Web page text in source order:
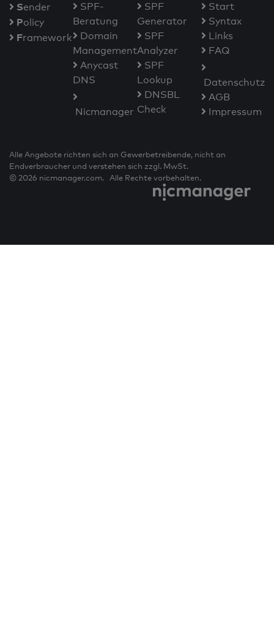
Sender
Policy
Framework
SPF-
Beratung
Domain
Management
Anycast
DNS
Nicmanager
SPF
Generator
SPF
Analyzer
SPF
Lookup
DNSBL
Check
Start
Syntax
Links
FAQ
Datenschutz
AGB
Impressum
Alle Angebote richten sich an Gewerbetreibende, nicht an
Endverbraucher und verstehen sich zzgl. MwSt.
© 2026 nicmanager.com. Alle Rechte vorbehalten.